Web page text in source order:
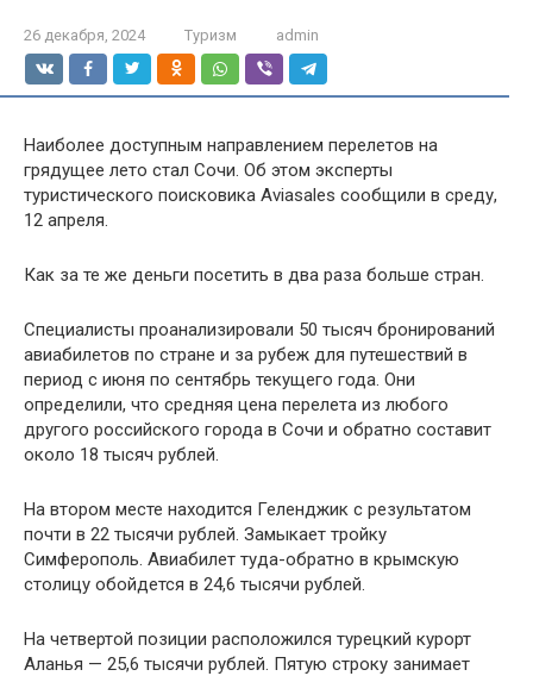
26 декабря, 2024 Туризм admin
Наиболее доступным направлением перелетов на
грядущее лето стал Сочи. Об этом эксперты
туристического поисковика Aviasales сообщили в среду,
12 апреля.
Как за те же деньги посетить в два раза больше стран.
Специалисты проанализировали 50 тысяч бронирований
авиабилетов по стране и за рубеж для путешествий в
период с июня по сентябрь текущего года. Они
определили, что средняя цена перелета из любого
другого российского города в Сочи и обратно составит
около 18 тысяч рублей.
На втором месте находится Геленджик с результатом
почти в 22 тысячи рублей. Замыкает тройку
Симферополь. Авиабилет туда-обратно в крымскую
столицу обойдется в 24,6 тысячи рублей.
На четвертой позиции расположился турецкий курорт
Аланья — 25,6 тысячи рублей. Пятую строку занимает